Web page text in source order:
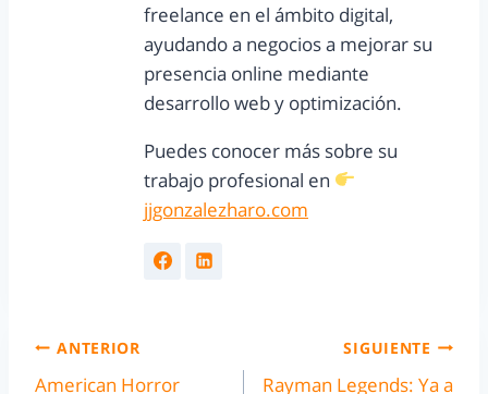
freelance en el ámbito digital,
ayudando a negocios a mejorar su
presencia online mediante
desarrollo web y optimización.
Puedes conocer más sobre su
trabajo profesional en
jjgonzalezharo.com
ANTERIOR
American Horror
SIGUIENTE
Rayman Legends: Ya a